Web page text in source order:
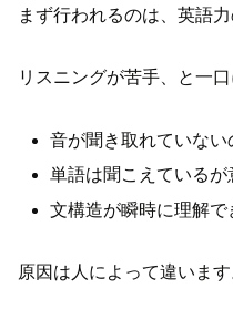
まず行われるのは、英語力
リスニングが苦手、と一口
音が聞き取れていない
単語は聞こえている
文構造が瞬時に理解で
原因は人によって違います